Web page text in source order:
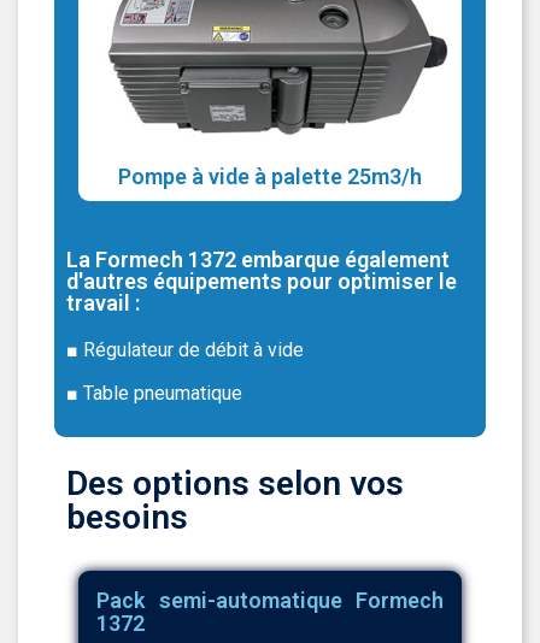
Pompe à vide à palette 25m3/h
La Formech 1372 embarque également
d'autres équipements pour optimiser le
travail :
■ Régulateur de débit à vide
■ Table pneumatique
Des options selon vos
besoins
Pack semi-automatique Formech
1372